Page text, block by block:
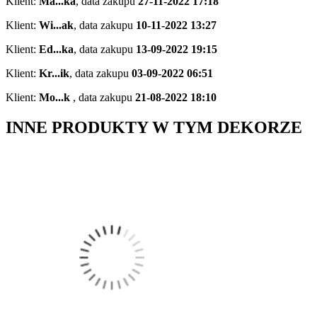
Klient: Wi...ak, data zakupu 10-11-2022 13:27
Klient: Ed...ka, data zakupu 13-09-2022 19:15
Klient: Kr...ik, data zakupu 03-09-2022 06:51
Klient: Mo...k , data zakupu 21-08-2022 18:10
INNE PRODUKTY W TYM DEKORZE